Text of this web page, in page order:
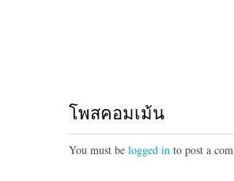
โพสคอมเม้น
You must be logged in to post a